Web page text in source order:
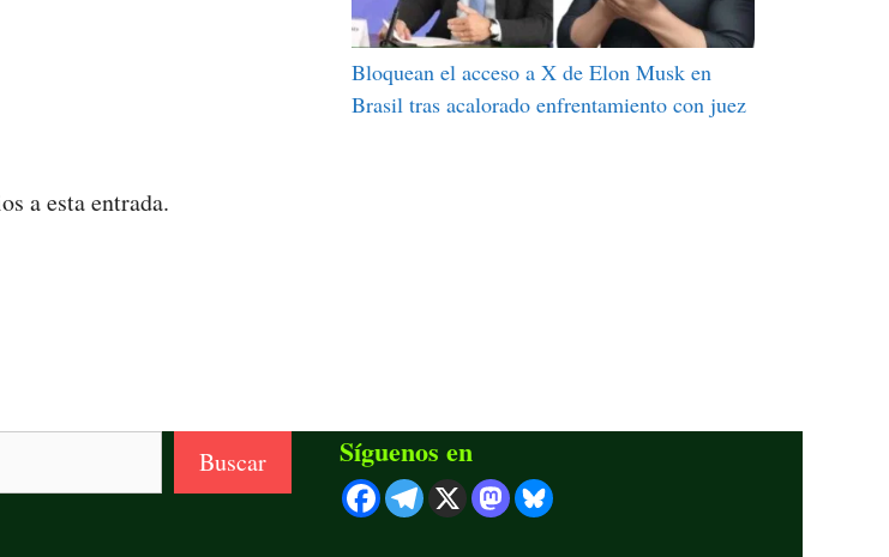
a esta entrada.
Bloquean el acceso a X de Elon Musk en
Brasil tras acalorado enfrentamiento con juez
Buscar Síguenos en